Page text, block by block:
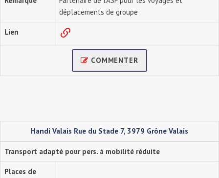
déplacements de groupe
Lien
COMMENTER
Handi Valais Rue du Stade 7, 3979 Grône Valais
Transport adapté pour pers. à mobilité réduite
Places de